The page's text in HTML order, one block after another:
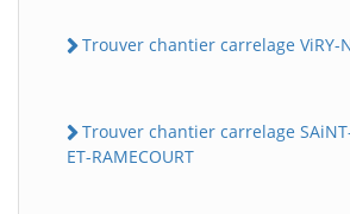
Trouver chantier carrelage ViRY-
Trouver chantier carrelage SAiNT-
ET-RAMECOURT